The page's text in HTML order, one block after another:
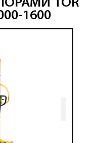
TOR
1600